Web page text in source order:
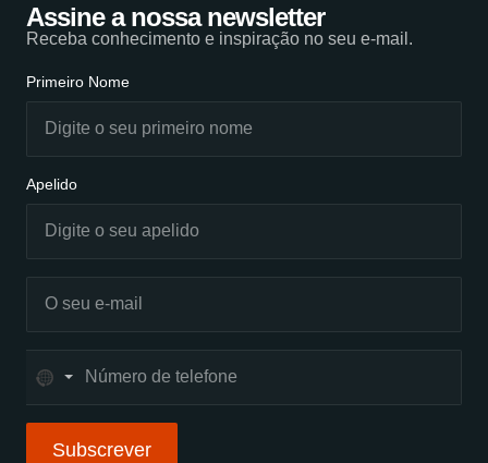
Assine a nossa newsletter
Receba conhecimento e inspiração no seu e-mail.
Primeiro Nome
Apelido
No
country
Subscrever